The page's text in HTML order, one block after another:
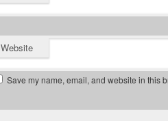
Website
Save my name, email, and website in this